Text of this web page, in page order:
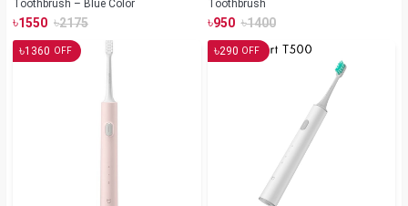
Toothbrush – Blue Color
৳1550 ৳2175
Toothbrush
৳950 ৳1400
৳1360 OFF ৳290 OFF